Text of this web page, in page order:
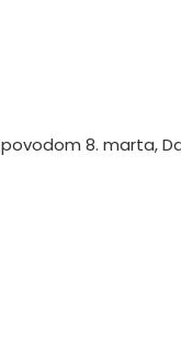
8. marta,